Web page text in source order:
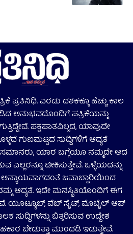
ಪ್ರತಿನಿಧಿ. ಎರಡು ದಶಕಕ್ಕೂ ಹೆಚ್ಚು ಕಾಲ
ಅನುಭವದೊಂದಿಗೆ ಪತ್ರಿಕೆಯನ್ನು
ಪಕ್ಷಪಾತವಿಲ್ಲದ, ಯಾವುದೇ
ಗುಣಮಟ್ಟದ ಸುದ್ದಿಗಳಿಗೆ ಆದ್ಯತೆ
ಸಮಾನರು, ಯಾರ ಬಗ್ಗೆಯೂ ನಮ್ಮದೇ ಆದ
ಎಲ್ಲರನ್ನೂ ಟೀಕಿಸುತ್ತೇವೆ. ಒಳ್ಳೆಯದನ್ನು
ಅನ್ಯಾಯವಾಗದಂತೆ ಜವಾಬ್ದಾರಿಯಿಂದ
ನಮ್ಮ ಆದ್ಯತೆ. ಇದೇ ಮನಸ್ಥಿತಿಯೊಂದಿಗೆ ಈಗ
ಯೂಟ್ಯೂಬ್‌, ವೆಬ್ ಸೈಟ್‌, ಮೊಬೈಲ್‌ ಆಪ್‌
ಬಿತ್ತರಿಸುವ ಉದ್ದೇಶ
ಬೇಡುತ್ತಾ ಮುಂದಡಿ ಇಡುತ್ತೇವೆ.